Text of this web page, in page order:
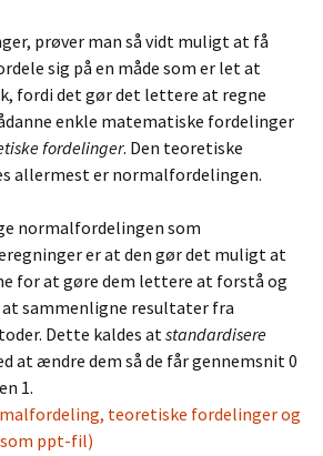
prøver man så vidt muligt at få
sig på en måde som er let at
fordi det gør det lettere at regne
enkle matematiske fordelinger
fordelinger. Den teoretiske
allermest er normalfordelingen.
normalfordelingen som
er at den gør det muligt at
for at gøre dem lettere at forstå og
sammenligne resultater fra
Dette kaldes atstandardisere
at ændre dem så de får gennemsnit 0
1.
teoretiske fordelinger og
ppt-fil)